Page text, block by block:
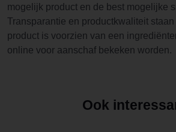
mogelijk product en de best mogelijke
Transparantie en productkwaliteit
product is voorzien van een
online voor aanschaf bekeken worden.
Ook